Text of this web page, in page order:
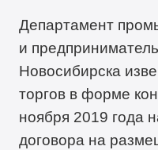
Департамент
и
Новосибирска
торгов в форме
ноября 2019 года
договора на